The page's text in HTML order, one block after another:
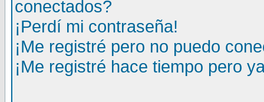
conectados?
¡Perdí mi contraseña!
¡Me registré pero no puedo
¡Me registré hace tiempo pero